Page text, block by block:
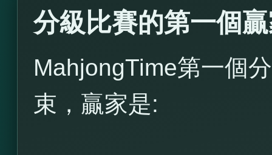
分級比賽的第一個
MahjongTime第一個
束，贏家是: